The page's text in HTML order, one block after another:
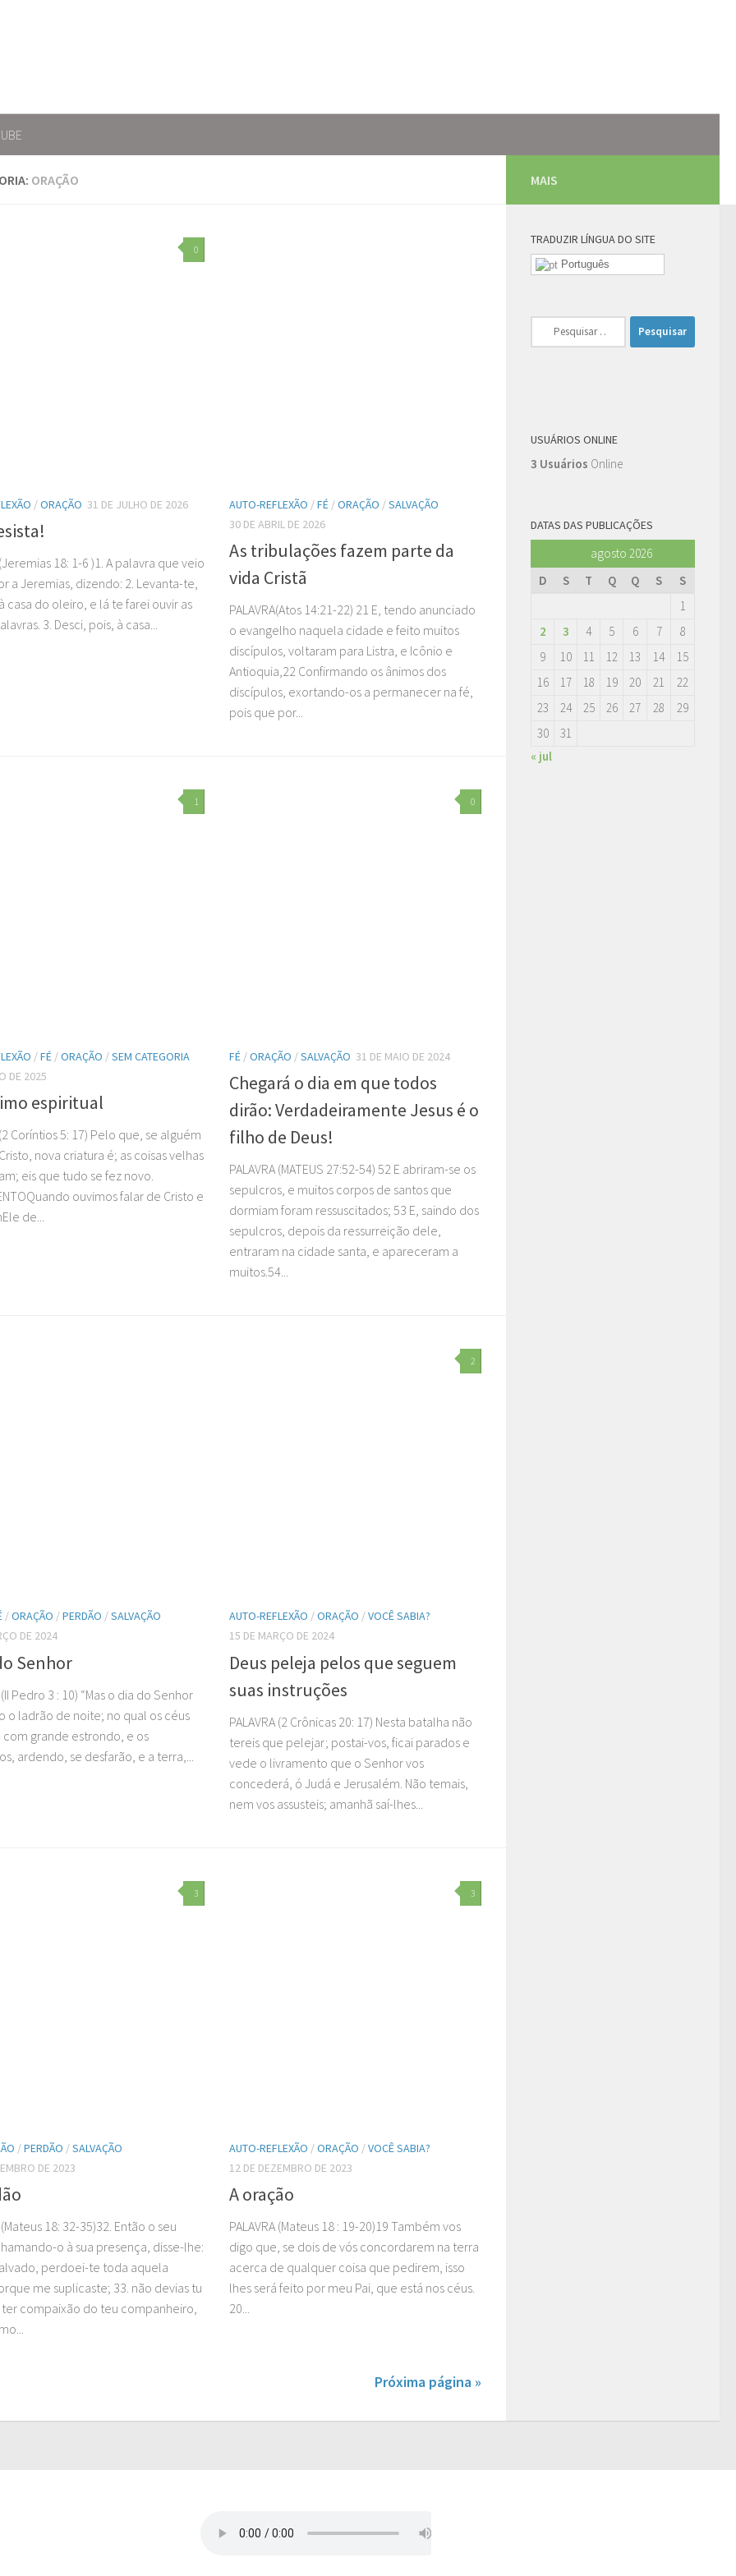
ORAÇÃO
0
/ORAÇÃO 31 DE JULHO DE 2026
18: 1-6 )1. A palavra que veio
a Jeremias, dizendo: 2. Levanta-te,
casa do oleiro, e lá te farei ouvir as
3. Desci, pois, à casa...
AUTO-REFLEXÃO /FÉ /ORAÇÃO /SALVAÇÃO
30 DE ABRIL DE 2026
As tribulações fazem parte da
vida Cristã
PALAVRA(Atos 14:21-22) 21 E, tendo anunciado
o evangelho naquela cidade e feito muitos
discípulos, voltaram para Listra, e Icônio e
Antioquia,22 Confirmando os ânimos dos
discípulos, exortando-os a permanecer na fé,
pois que por...
1
/FÉ /ORAÇÃO /SEM CATEGORIA
DE 2025
espiritual
Coríntios 5: 17) Pelo que, se alguém
nova criatura é; as coisas velhas
eis que tudo se fez novo.
ouvimos falar de Cristo e
de...
0
FÉ /ORAÇÃO /SALVAÇÃO 31 DE MAIO DE 2024
Chegará o dia em que todos
dirão: Verdadeiramente Jesus é o
filho de Deus!
PALAVRA (MATEUS 27:52-54) 52 E abriram-se os
sepulcros, e muitos corpos de santos que
dormiam foram ressuscitados; 53 E, saindo dos
sepulcros, depois da ressurreição dele,
entraram na cidade santa, e apareceram a
muitos.54...
/ORAÇÃO /PERDÃO /SALVAÇÃO
DE 2024
Senhor
(II Pedro 3 : 10) “Mas o dia do Senhor
o ladrão de noite; no qual os céus
com grande estrondo, e os
ardendo, se desfarão, e a terra,...
2
AUTO-REFLEXÃO /ORAÇÃO /VOCÊ SABIA?
15 DE MARÇO DE 2024
Deus peleja pelos que seguem
suas instruções
PALAVRA (2 Crônicas 20: 17) Nesta batalha não
tereis que pelejar; postai-vos, ficai parados e
vede o livramento que o Senhor vos
concederá, ó Judá e Jerusalém. Não temais,
nem vos assusteis; amanhã saí-lhes...
3
/PERDÃO /SALVAÇÃO
DE 2023
(Mateus 18: 32-35)32. Então o seu
o à sua presença, disse-lhe:
perdoei-te toda aquela
me suplicaste; 33. não devias tu
compaixão do teu companheiro,
3
AUTO-REFLEXÃO /ORAÇÃO /VOCÊ SABIA?
12 DE DEZEMBRO DE 2023
A oração
PALAVRA (Mateus 18 : 19-20)19 Também vos
digo que, se dois de vós concordarem na terra
acerca de qualquer coisa que pedirem, isso
lhes será feito por meu Pai, que está nos céus.
20...
Próxima página »
MAIS
TRADUZIR LÍNGUA DO SITE
Português
Pesquisar
por:
USUÁRIOS ONLINE
3 Usuários Online
DATAS DAS PUBLICAÇÕES
agosto 2026
D
S T Q Q S
S
1
2
3 4 5 6 7
8
9
10 11 12 13 14
15
16
17 18 19 20 21
22
23
24 25 26 27 28
29
30
31
« jul